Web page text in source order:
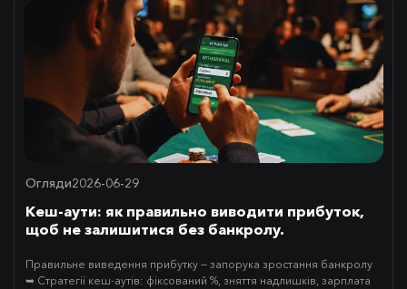
Огляди2026-06-29
Кеш-аути: як правильно виводити прибуток,
щоб не залишитися без банкролу.
Правильне виведення прибутку — запорука зростання банкролу
➥ Стратегії кеш-аутів: фіксований %, зняття надлишків, зарплата